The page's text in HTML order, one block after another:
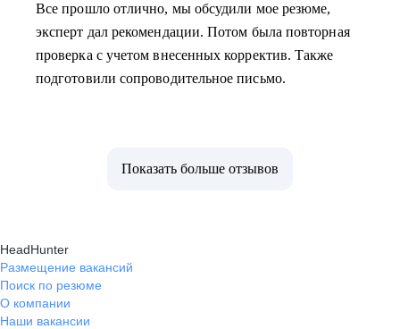
Все прошло отлично, мы обсудили мое резюме,
эксперт дал рекомендации. Потом была повторная
проверка с учетом внесенных корректив. Также
подготовили сопроводительное письмо.
Показать больше отзывов
HeadHunter
Размещение вакансий
Поиск по резюме
О компании
Наши вакансии